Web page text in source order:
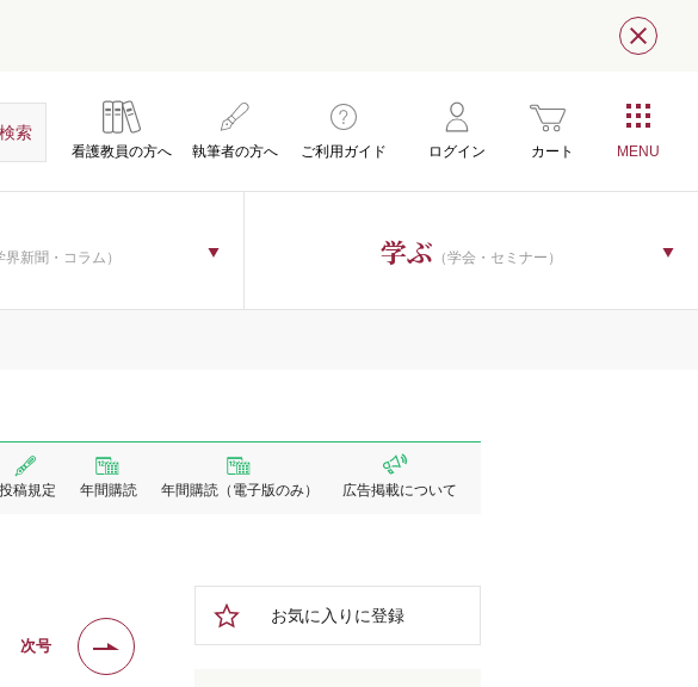
閉じ
看護教員の方へ 執筆者の方へ ご利用ガイド ログイン カート
界新聞・コラム） 学ぶ （学会・セミナー）
投稿規定 年間購読 年間購読 （電子版のみ） 広告掲載について
次号
お気に入りに登録